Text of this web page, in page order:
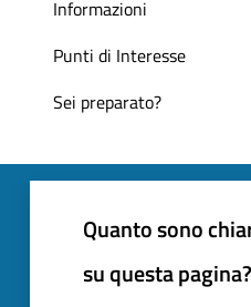
Informazioni
Punti di Interesse
Sei preparato?
Quanto sono
su questa pagina?